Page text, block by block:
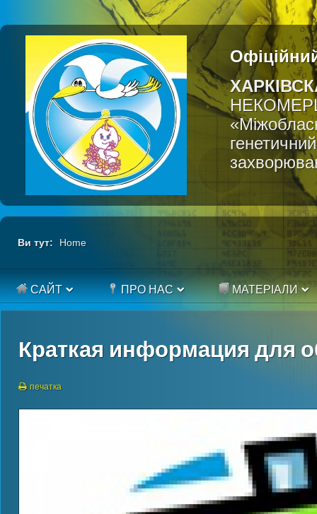
Ви тут: Home
САЙТ ПРО НАС МАТЕРІАЛИ
Краткая информация для
печатка